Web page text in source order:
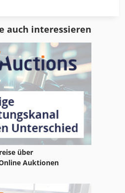
auch interessieren
über
Auktionen